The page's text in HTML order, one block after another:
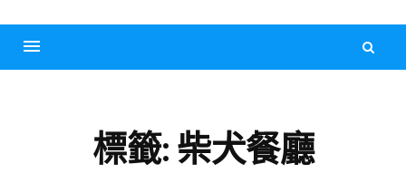
標籤: 柴犬餐廳